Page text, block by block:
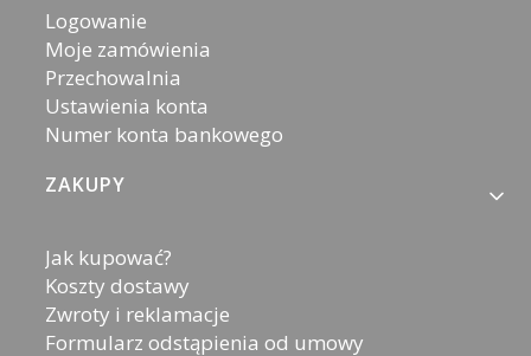
Logowanie
Moje zamówienia
Przechowalnia
Ustawienia konta
Numer konta bankowego
ZAKUPY
Jak kupować?
Koszty dostawy
Zwroty i reklamacje
Formularz odstąpienia od umowy